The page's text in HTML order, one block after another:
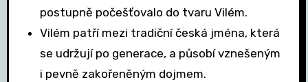
postupně počešťovalo do tvaru Vilém.
Vilém patří mezi tradiční česká jména, která
se udržují po generace, a působí vznešeným
i pevně zakořeněným dojmem.